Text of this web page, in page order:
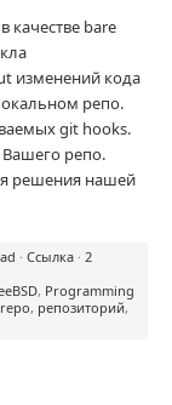
качестве bare
изменений кода
репо.
git hooks.
Вашего репо.
решения нашей
· Ссылка · 2
, Programming
repo, репозиторий,